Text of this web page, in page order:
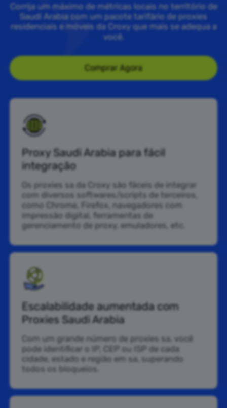
Corrija um máximo de métricas locais no território de
Saudi Arabia com um pacote tarifário de proxies
residenciais e móveis da Croxy que mais se adequa a
você.
Comprar Agora
Proxy Saudi Arabia para fácil
integração
Os proxies sa da Croxy são fáceis de integrar
com diversos softwares/scripts de terceiros,
como Chrome, Firefox, navegadores com
impressão digital, ferramentas de
gerenciamento de proxy, emuladores, etc.
Escalabilidade aumentada com
Proxies Saudi Arabia
Com um grande número de proxies sa, você
pode identificar o IP, CEP ou ISP de cada
cidade, estado e região em sa, superando
todos os bloqueios.